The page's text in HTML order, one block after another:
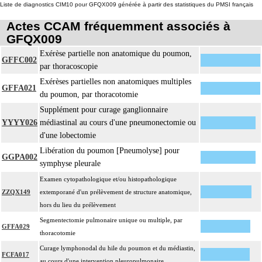
6.1.11
avec ou sans photographie, l'interprétation, les éventuels réexamens aux divers
stades de réalisation, le compte rendu, le codage
Avec ou sans : coloration spéciale
6.1.11
les structures anatomiques ayant un rapport de continuité ou de contiguïté
[organes de voisinage] quel qu'en soit le nombre
les noeuds [ganglions] lymphatiques ou groupes lymphonodaux
[ganglionnaires lymphatiques] satellites non différenciés par le préleveur
L'examen anatomopathologique à visée carcinologique, inclut : l'examen
anatomopathologique de lésion cancéreuse de découverte fortuite lors de
l'intervention ou de l'examen anatomopathologique
A l'exclusion de : examen anatomopathologique de lésion précancéreuse de
découverte fortuite lors de l'examen anatomopathologique
Facturation :
Liste de diagnostics CIM10 pour GFQX009 générée à partir des statistiques du PMSI français
Actes CCAM fréquemment associés à
GFQX009
GFFC002
Exérèse partielle non anatomique du poumon,
par thoracoscopie
GFFA021
Exérèses partielles non anatomiques multiples
du poumon, par thoracotomie
YYYY026
Supplément pour curage ganglionnaire
médiastinal au cours d'une pneumonectomie ou
d'une lobectomie
GGPA002
Libération du poumon [Pneumolyse] pour
symphyse pleurale
ZZQX149
Examen cytopathologique et/ou histopathologique
extemporané d'un prélèvement de structure anatomique,
hors du lieu du prélèvement
GFFA029
Segmentectomie pulmonaire unique ou multiple, par
thoracotomie
FCFA017
Curage lymphonodal du hile du poumon et du médiastin,